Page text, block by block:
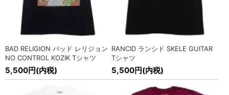
2026/6/17
SEEK&DESTROY(シーク アンド デストロイ) ドライフィット
ポロシャツ入荷! » MORE
2026/6/17
SEEK&DESTROY(シーク アンド デストロイ) ナイロン ショー
ツ、ドライフィット ショーツ入荷! » MORE
BAD RELIGION バッド レリジョン
NO CONTROL KOZIK Tシャツ
5,500円(内税)
RANCID ランシド SKELE GUITAR
Tシャツ
5,500円(内税)